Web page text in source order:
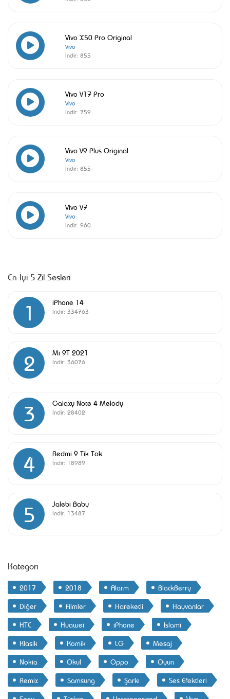
Vivo X50 Pro Original
Vivo
İndir: 855
Vivo V17 Pro
Vivo
İndir: 759
Vivo V9 Plus Original
Vivo
İndir: 855
Vivo V7
Vivo
İndir: 960
En İyi 5 Zil Sesleri
1 iPhone 14
İndir: 334763
2 Mi 9T 2021
İndir: 36076
3 Galaxy Note 4 Melody
İndir: 28402
4 Redmi 9 Tik Tok
İndir: 18989
5 Jalebi Baby
İndir: 13487
Kategori
2017 2018 Alarm
BlackBerry
Diğer
Filmler Hareketli
Hayvanlar
HTC
Huawei iPhone
Islami
Klasik
Komik LG
Mesaj
Nokia
Okul Oppo
Oyun
Remix
Samsung Şarkı
Ses Efektleri